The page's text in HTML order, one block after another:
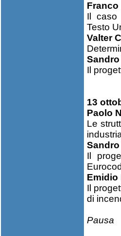
Franco
Il caso
Testo
Valter
Il
13
Paolo
Le
Il
Emidio
Il
di
Pausa